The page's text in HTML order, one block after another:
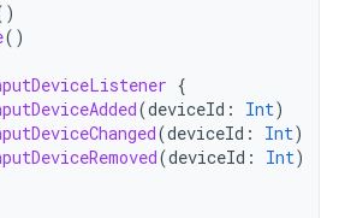
()
{
(deviceId : Int)
(deviceId : Int)
(deviceId : Int)